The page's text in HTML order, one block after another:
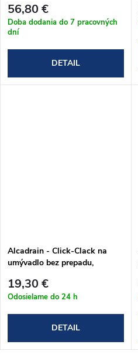
(A396B)
56,80 €
Doba dodania do 7 pracovných
dní
DETAIL
Alcadrain - Click-Clack na
umývadlo bez prepadu,
prevedení (A395)
19,30 €
Odosielame do 24 h
DETAIL